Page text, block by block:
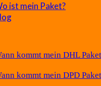
ist mein Paket?
kommt mein DHL
kommt mein DPD